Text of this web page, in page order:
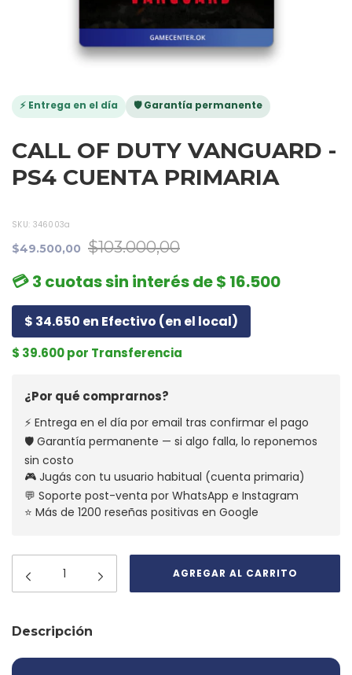
⚡ Entrega en el día 🛡️ Garantía permanente
CALL OF DUTY VANGUARD -
PS4 CUENTA PRIMARIA
SKU: 346003a
$49.500,00 $103.000,00
💳 3 cuotas sin interés de $ 16.500
$ 34.650 en Efectivo (en el local)
$ 39.600 por Transferencia
¿Por qué comprarnos?
⚡ Entrega en el día por email tras confirmar el pago
🛡️ Garantía permanente — si algo falla, lo reponemos
sin costo
🎮 Jugás con tu usuario habitual (cuenta primaria)
💬 Soporte post-venta por WhatsApp e Instagram
⭐ Más de 1200 reseñas positivas en Google
Descripción